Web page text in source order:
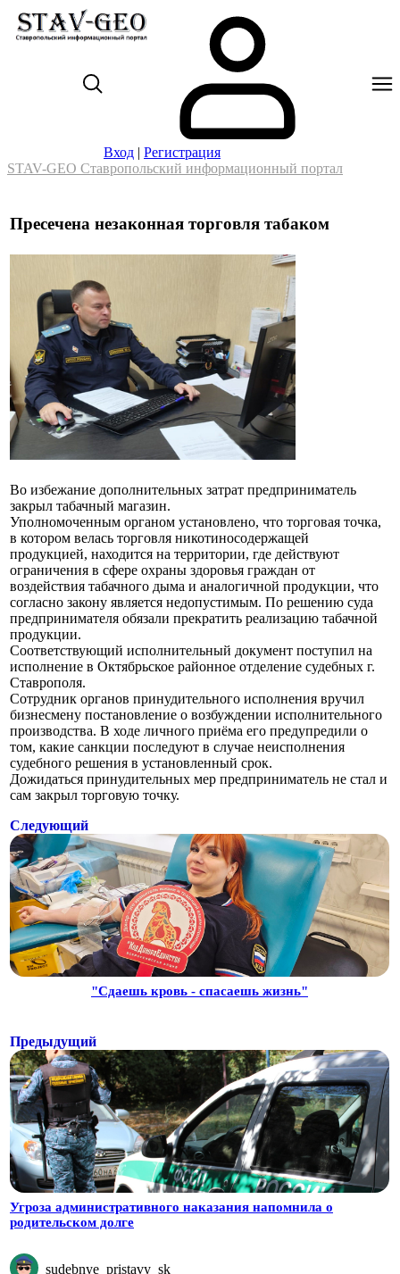
Вход | Регистрация
STAV-GEO Ставропольский информационный портал
Пресечена незаконная торговля табаком
Во избежание дополнительных затрат предприниматель
закрыл табачный магазин.
Уполномоченным органом установлено, что торговая точка,
в котором велась торговля никотиносодержащей
продукцией, находится на территории, где действуют
ограничения в сфере охраны здоровья граждан от
воздействия табачного дыма и аналогичной продукции, что
согласно закону является недопустимым. По решению суда
предпринимателя обязали прекратить реализацию табачной
продукции.
Соответствующий исполнительный документ поступил на
исполнение в Октябрьское районное отделение судебных г.
Ставрополя.
Сотрудник органов принудительного исполнения вручил
бизнесмену постановление о возбуждении исполнительного
производства. В ходе личного приёма его предупредили о
том, какие санкции последуют в случае неисполнения
судебного решения в установленный срок.
Дожидаться принудительных мер предприниматель не стал и
сам закрыл торговую точку.
Следующий
"Сдаешь кровь - спасаешь жизнь"
Предыдущий
Угроза административного наказания напомнила о
родительском долге
sudebnye_pristavy_sk